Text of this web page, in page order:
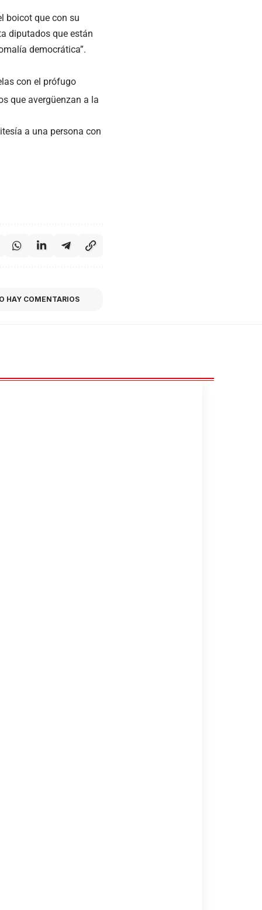
boicot que con su
diputados que están
democrática”.
con el prófugo
que avergüenzan a la
a una persona con
HAY COMENTARIOS